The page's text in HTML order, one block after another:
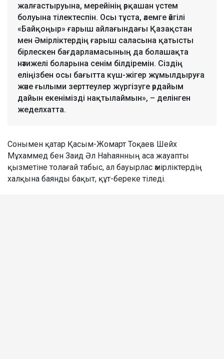
жалғастыруына, мерейінің әрқашан үстем
болуына тілектеспін. Осы тұста, әлемге әйгілі
«Байқоңыр» ғарыш айлағындағы Қазақстан
мен Әмірліктердің ғарыш саласына қатысты
бірлескен бағдарламасының да болашақта
нәтижелі боларына сенім білдіремін. Сіздің
еліңізбен осы бағытта күш-жігер жұмылдыруға
және ғылыми зерттеулер жүргізуге әрдайым
дайын екенімізді нақтылаймын», – делінген
жеделхатта.
Сонымен қатар Қасым-Жомарт Тоқаев Шейх
Мұхаммед бен Заид Әл Наһаянның аса жауапты
қызметіне толағай табыс, ал бауырлас әмірліктердің
халқына баянды бақыт, құт-береке тіледі.